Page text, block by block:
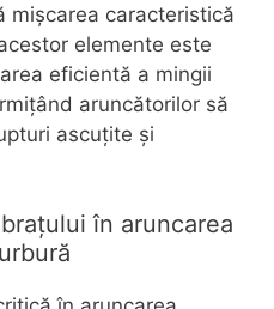
mișcarea caracteristică
elemente este
eficientă a mingii
aruncătorilor să
ascuțite și
în aruncarea